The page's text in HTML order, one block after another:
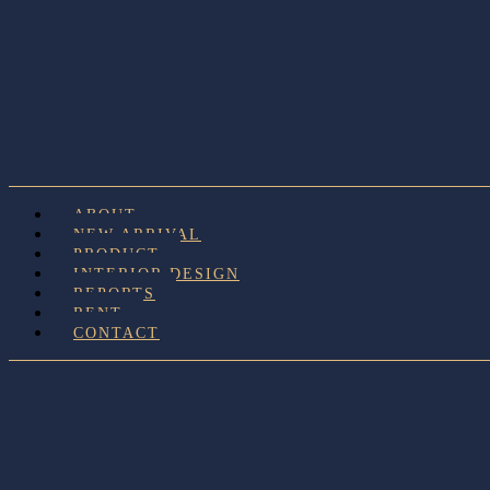
ABOUT
NEW ARRIVAL
PRODUCT
INTERIOR DESIGN
REPORTS
RENT
CONTACT